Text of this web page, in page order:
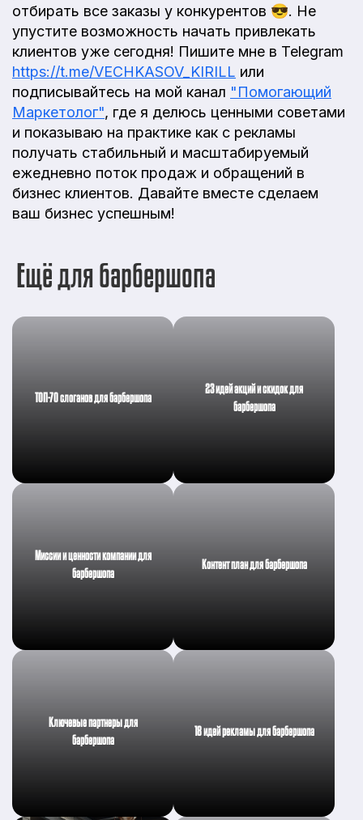
отбирать все заказы у конкурентов 😎. Не
упустите возможность начать привлекать
клиентов уже сегодня! Пишите мне в Telegram
https://t.me/VECHKASOV_KIRILL или
подписывайтесь на мой канал "Помогающий
Маркетолог", где я делюсь ценными советами
и показываю на практике как с рекламы
получать стабильный и масштабируемый
ежедневно поток продаж и обращений в
бизнес клиентов. Давайте вместе сделаем
ваш бизнес успешным!
Ещё для барбершопа
ТОП-70 слоганов для барбершопа
23 идей акций и скидок для
барбершопа
Миссии и ценности компании для
барбершопа
Контент план для барбершопа
Ключевые партнеры для
барбершопа
18 идей рекламы для барбершопа